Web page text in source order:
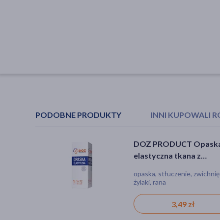
PODOBNE PRODUKTY INNI KUPOWALI
DOZ PRODUCT
elastyczna tkana z
opaska, stłuczenie,
żylaki, rana
3,49 zł
Zestaw 4x DOZ
Opaska elastyczna
zestaw, materiały
wyrób medyczny, opaska,
11,96 zł